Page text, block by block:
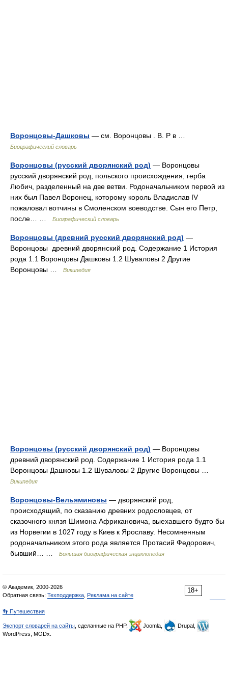
Воронцовы-Дашковы — см. Воронцовы . В. Р в …
Биографический словарь
Воронцовы (русский дворянский род) — Воронцовы
русский дворянский род, польского происхождения, герба
Любич, разделенный на две ветви. Родоначальником первой из
них был Павел Воронец, которому король Владислав IV
пожаловал вотчины в Смоленском воеводстве. Сын его Петр,
после… …
Биографический словарь
Воронцовы (древний русский дворянский род) —
Воронцовы древний дворянский род. Содержание 1 История
рода 1.1 Воронцовы Дашковы 1.2 Шуваловы 2 Другие
Воронцовы …
Википедия
Воронцовы (русский дворянский род) — Воронцовы
древний дворянский род. Содержание 1 История рода 1.1
Воронцовы Дашковы 1.2 Шуваловы 2 Другие Воронцовы …
Википедия
Воронцовы-Вельяминовы — дворянский род,
происходящий, по сказанию древних родословцев, от
сказочного князя Шимона Африкановича, выехавшего будто бы
из Норвегии в 1027 году в Киев к Ярославу. Несомненным
родоначальником этого рода является Протасий Федорович,
бывший… …
Большая биографическая энциклопедия
18+
© Академик, 2000-2026
Обратная связь: Техподдержка Реклама на сайте
👣 Путешествия
Экспорт словарей на сайты , сделанные на PHP, Joomla,
Drupal,
WordPress, MODx.